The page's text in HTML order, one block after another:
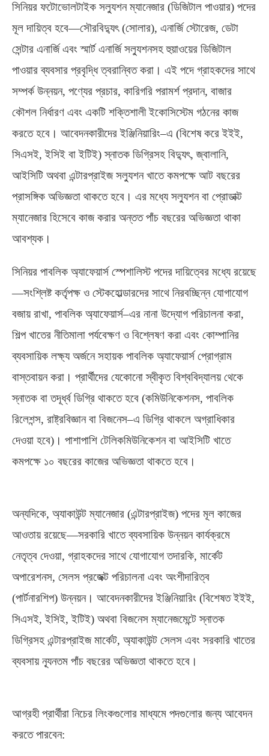
সিনিয়র ফটোভোলটাইক সল্যুশন ম্যানেজার (ডিজিটাল পাওয়ার) পদের
মূল দায়িত্ব হবে—সৌরবিদ্যুৎ(সোলার), এনার্জি স্টোরেজ, ডেটা
সেন্টার এনার্জি এবং স্মার্ট এনার্জি সল্যুশনসহ হুয়াওয়ের ডিজিটাল
পাওয়ার ব্যবসার প্রবৃদ্ধি ত্বরান্বিত করা। এই পদে গ্রাহকদের সাথে
সম্পর্ক উন্নয়ন, পণ্যের প্রচার, কারিগরি পরামর্শ প্রদান, বাজার
কৌশল নির্ধারণ এবং একটি শক্তিশালী ইকোসিস্টেম গঠনের কাজ
করতে হবে। আবেদনকারীদের ইঞ্জিনিয়ারিং–এ (বিশেষ করে ইইই,
সিএসই,ইসিই বা ইটিই)স্নাতক ডিগ্রিসহ বিদ্যুৎ,জ্বালানি,
আইসিটি অথবা এন্টারপ্রাইজ সল্যুশন খাতে কমপক্ষে আট বছরের
প্রাসঙ্গিক অভিজ্ঞতা থাকতে হবে। এর মধ্যে সল্যুশন বা প্রোডাক্ট
ম্যানেজার হিসেবে কাজ করার অন্তত পাঁচ বছরের অভিজ্ঞতা থাকা
আবশ্যক।
সিনিয়র পাবলিক অ্যাফেয়ার্স স্পেশালিস্ট পদের দায়িত্বের মধ্যে রয়েছে
—সংশ্লিষ্ট কর্তৃপক্ষ ও স্টেকহোল্ডারদের সাথে নিরবচ্ছিন্ন যোগাযোগ
বজায় রাখা, পাবলিক অ্যাফেয়ার্স–এর নানা উদ্যোগ পরিচালনা করা,
শিল্প খাতের নীতিমালা পর্যবেক্ষণ ও বিশ্লেষণ করা এবং কোম্পানির
ব্যবসায়িক লক্ষ্য অর্জনে সহায়ক পাবলিক অ্যাফেয়ার্স প্রোগ্রাম
বাস্তবায়ন করা। প্রার্থীদের যেকোনো স্বীকৃত বিশ্ববিদ্যালয় থেকে
স্নাতক বা তদূর্ধ্ব ডিগ্রি থাকতে হবে (কমিউনিকেশনস, পাবলিক
রিলেশন্স, রাষ্ট্রবিজ্ঞান বা বিজনেস–এ ডিগ্রি থাকলে অগ্রাধিকার
দেওয়া হবে) । পাশাপাশি টেলিকমিউনিকেশন বা আইসিটি খাতে
কমপক্ষে ১০ বছরের কাজের অভিজ্ঞতা থাকতে হবে।
অন্যদিকে, অ্যাকাউন্ট ম্যানেজার (এন্টারপ্রাইজ) পদের মূল কাজের
আওতায় রয়েছে—সরকারি খাতে ব্যবসায়িক উন্নয়ন কার্যক্রমে
নেতৃত্ব দেওয়া, গ্রাহকদের সাথে যোগাযোগ তদারকি, মার্কেট
অপারেশনস, সেলস প্রজেক্ট পরিচালনা এবং অংশীদারিত্ব
(পার্টনারশিপ) উন্নয়ন। আবেদনকারীদের ইঞ্জিনিয়ারিং (বিশেষত ইইই,
সিএসই,ইসিই,ইটিই) অথবা বিজনেস ম্যানেজমেন্টে স্নাতক
ডিগ্রিসহ এন্টারপ্রাইজ মার্কেট, অ্যাকাউন্ট সেলস এবং সরকারি খাতের
ব্যবসায় ন্যূনতম পাঁচ বছরের অভিজ্ঞতা থাকতে হবে।
আগ্রহী প্রার্থীরা নিচের লিংকগুলোর মাধ্যমে পদগুলোর জন্য আবেদন
করতে পারবেন: